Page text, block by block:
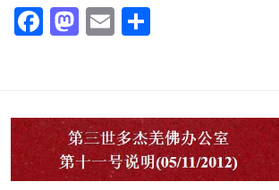
Facebook
Mastodon
Email